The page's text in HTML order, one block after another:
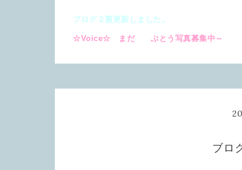
ブログ２憲更新しました。
☆Voice☆ まだ ぶとう写真募集中～
ブロ